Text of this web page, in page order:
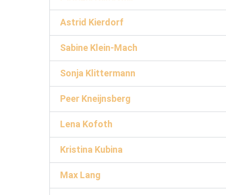
Astrid Kierdorf
Sabine Klein-Mach
Sonja Klittermann
Peer Kneijnsberg
Lena Kofoth
Kristina Kubina
Max Lang